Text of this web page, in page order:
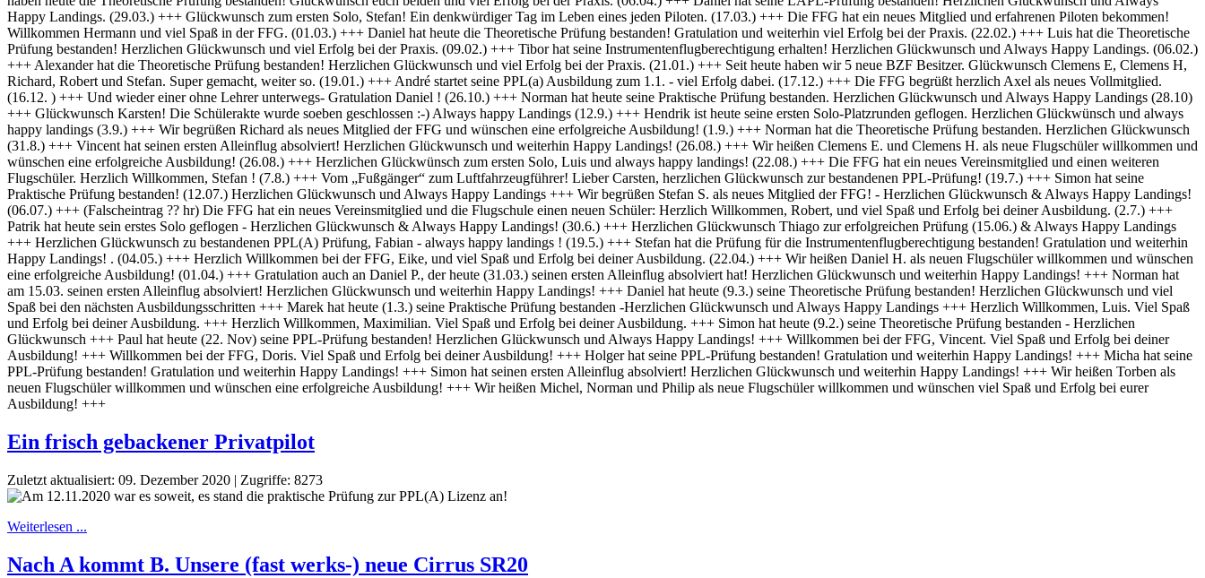
Ein frisch gebackener Privatpilot
Zuletzt aktualisiert: 09. Dezember 2020 | Zugriffe: 8273
Weiterlesen ...
Nach A kommt B. Unsere (fast werks-) neue Cirrus SR20